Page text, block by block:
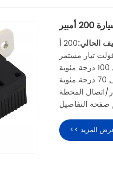
الحالي:200 أ
اتصال المحطة
التفاصيل
المزيد >>